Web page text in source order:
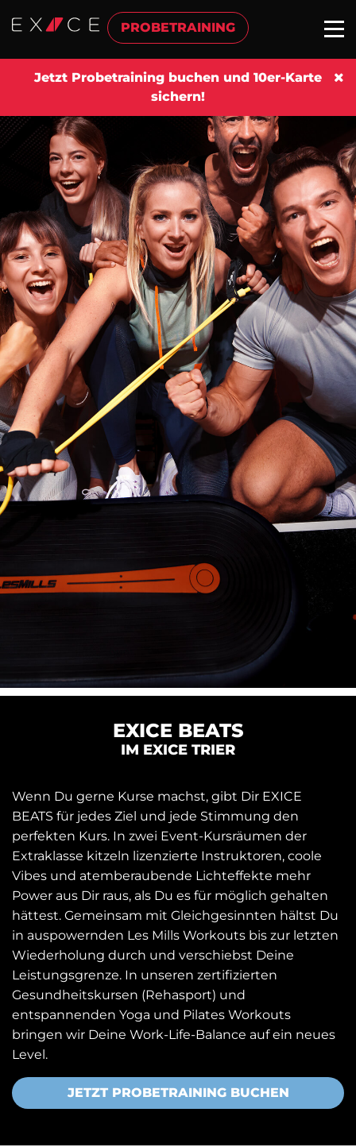
PROBETRAINING
Jetzt Probetraining buchen und 10er-Karte
sichern!
EXICE BEATS
IM EXICE TRIER
Wenn Du gerne Kurse machst, gibt Dir EXICE
BEATS für jedes Ziel und jede Stimmung den
perfekten Kurs. In zwei Event-Kursräumen der
Extraklasse kitzeln lizenzierte Instruktoren, coole
Vibes und atemberaubende Lichteffekte mehr
Power aus Dir raus, als Du es für möglich gehalten
hättest. Gemeinsam mit Gleichgesinnten hältst Du
in auspowernden Les Mills Workouts bis zur letzten
Wiederholung durch und verschiebst Deine
Leistungsgrenze. In unseren zertifizierten
Gesundheitskursen (Rehasport) und
entspannenden Yoga und Pilates Workouts
bringen wir Deine Work-Life-Balance auf ein neues
Level.
JETZT PROBETRAINING BUCHEN